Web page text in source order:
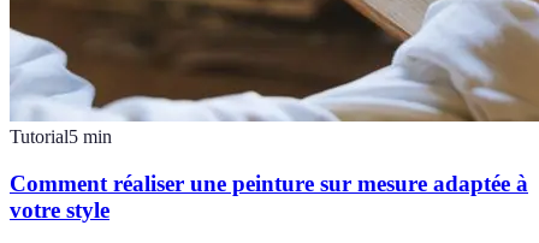
Tutorial5 min
Comment réaliser une peinture sur mesure adaptée à
votre style